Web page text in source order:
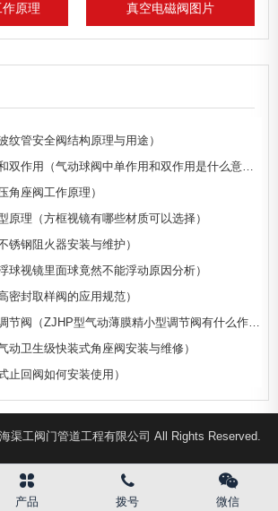
原理 真空电磁阀图片
纹管安全阀结构原理与用途）
作用（气动球阀中单作用和双作用是什么意思）
角座阀工作原理）
原理（方框视镜有哪些材质可以选择）
锈钢阻火器安装与维护）
球视镜里面球竟然不能浮动原因分析）
密封取样阀的应用规范）
阀（ZJHP型气动薄膜精小型调节阀有什么作用）
动卫生级快装式角座阀安装与维修）
止回阀如何安装使用）
渠工阀门管道工程有限公司 All Rights Reserved.
产品 拨号 微信